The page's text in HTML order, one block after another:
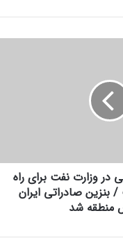
در وزارت نفت برای راه
بنزین صادراتی ایران
شد